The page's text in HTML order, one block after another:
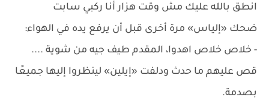
انطق بالله عليك مش وقت هزار أنا ركبي سابت
ضحك «إلياس» مرة أخرى قبل أن يرفع يده في الهواء:
- خلاص خلاص اهدوا، المقدم طيف جيه من شوية ....
قص عليهم ما حدث ودلفت «إيلين» لينظروا إليها جميعًا
بصدمة.